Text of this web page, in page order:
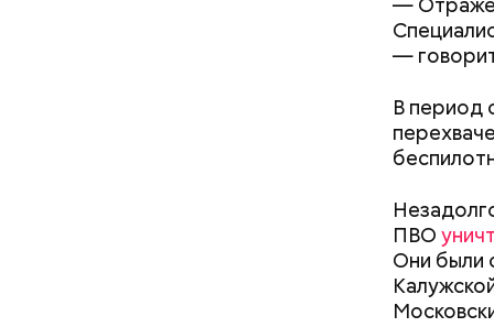
—
В период
ПВО
Они были
деньги
Кто